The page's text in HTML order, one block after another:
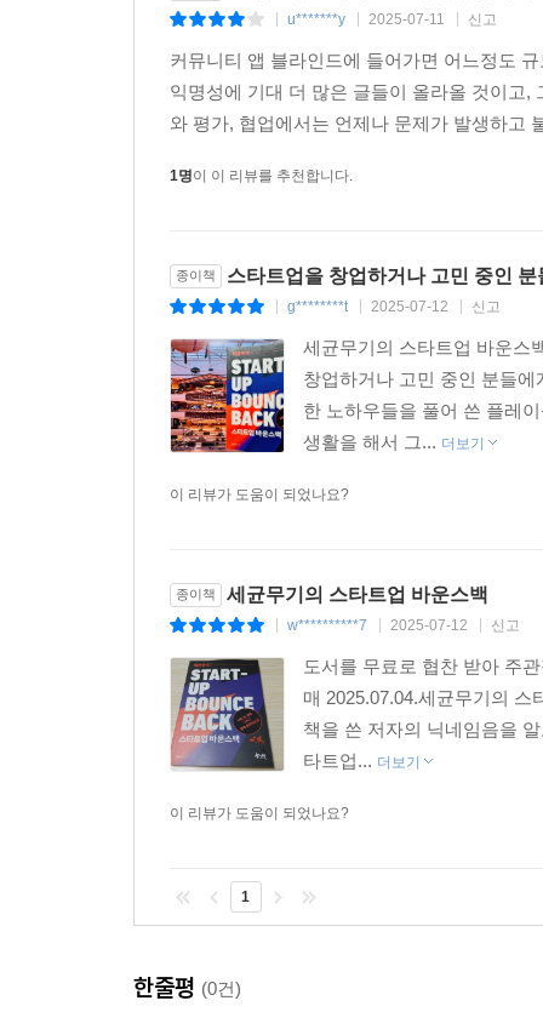
u*******y 2025-07-11 신고
커뮤니티 앱 블라인드에 들어가면 어느정도
익명성에 기대 더 많은 글들이 올라올 것이고
와 평가, 협업에서는 언제나 문제가 발생하고
1명이 이 리뷰를 추천합니다.
종이책 스타트업을 창업하거나 고민 중인
g********t 2025-07-12 신고
세균무기의 스타트업 바운스
창업하거나 고민 중인 분들
한 노하우들을 풀어 쓴 플레
생활을 해서 그... 더보기
이 리뷰가 도움이 되었나요?
종이책 세균무기의 스타트업 바운스백
w**********7 2025-07-12 신고
도서를 무료로 협찬 받아 주
매 2025.07.04.세균무기의
책을 쓴 저자의 닉네임음을
타트업... 더보기
이 리뷰가 도움이 되었나요?
1
한줄평 (0건)